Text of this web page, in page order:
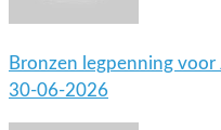
Bronzen legpenning voor
30-06-2026